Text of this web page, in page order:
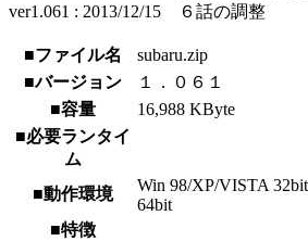
ver1.061 : 2013/12/15 ６話の調整
■ファイル名
subaru.zip
■バージョン
１．０６１
■容量
16,988 KByte
■必要ランタイ
ム
■動作環境
Win 98/XP/VISTA
64bit
■特徴